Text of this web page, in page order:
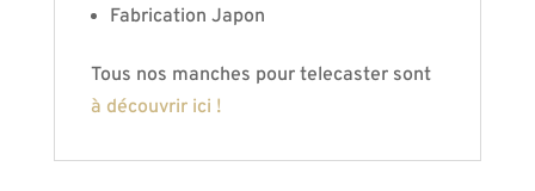
Fabrication Japon
Tous nos manches pour telecaster sont
à découvrir ici !